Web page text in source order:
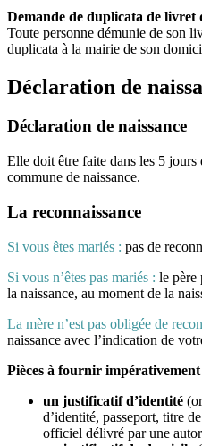
Demande de duplicata de livret
Toute personne démunie de son
duplicata à la mairie de son
Déclaration de
Déclaration de naissance
Elle doit être faite dans les 5 jours
commune de naissance.
La reconnaissance
Si vous êtes mariés : pas de
Si vous n’êtes pas mariés : le père
la naissance, au moment de la
La mère n’est pas obligée de
naissance avec l’indication de
Pièces à fournir
un justificatif d’identité
d’identité, passeport, titre
officiel délivré par une